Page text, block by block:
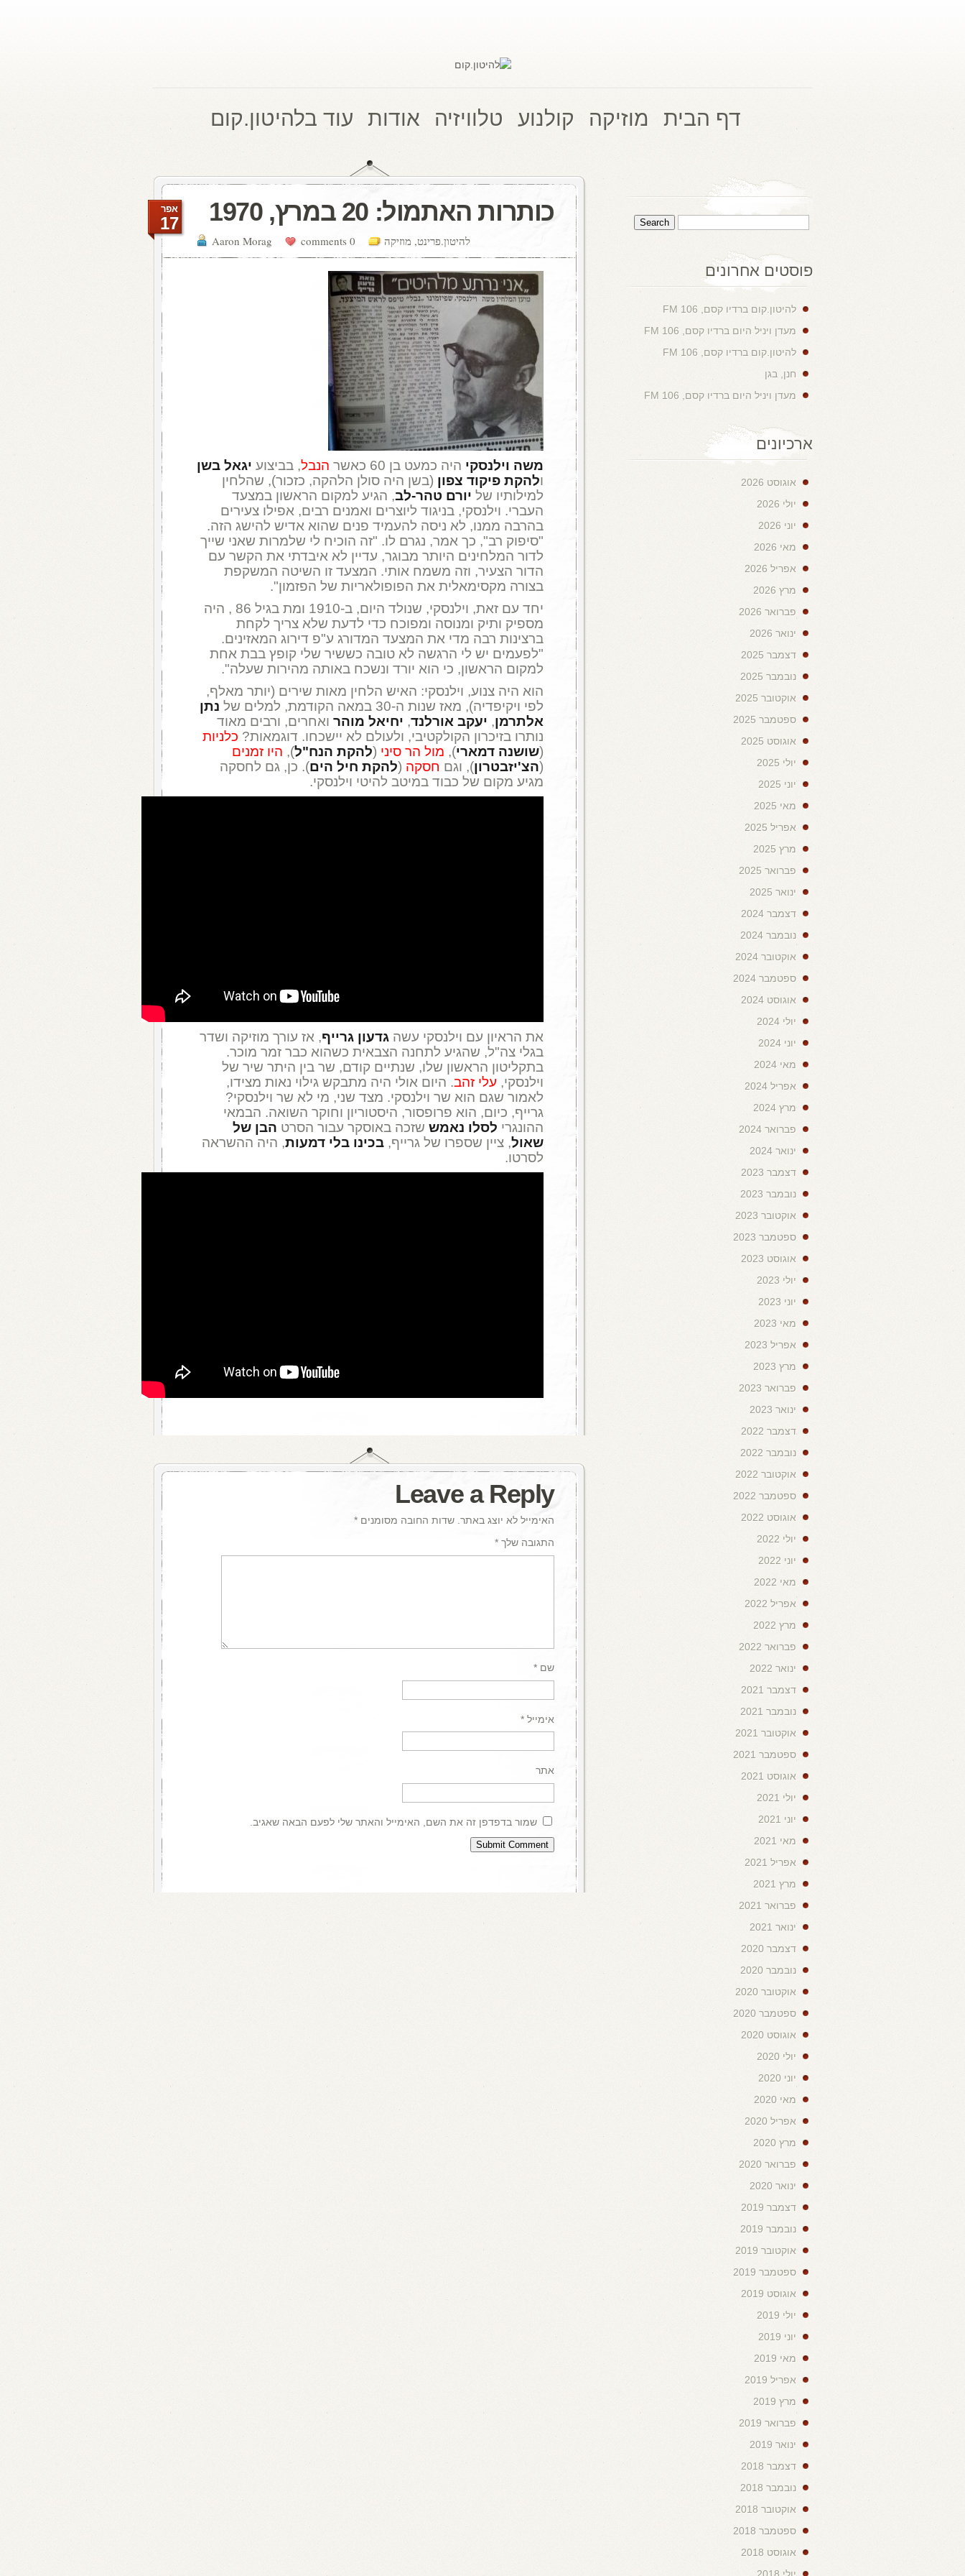
דף הבית מוזיקה קולנוע טלוויזיה אודות עוד בלהיטון.קום
כותרות האתמול: 20 במרץ, 1970
Aaron Morag 0 comments להיטון.פרינט, מוזיקה
אפר
17
משה וילנסקי היה כמעט בן 60 כאשר הנבל, בביצוע יגאל בשן
ולהקת פיקוד צפון (בשן היה סולן הלהקה, כזכור), שהלחין
למילותיו של יורם טהר-לב, הגיע למקום הראשון במצעד
העברי. וילנסקי, בניגוד ליוצרים ואמנים רבים, אפילו צעירים
בהרבה ממנו, לא ניסה להעמיד פנים שהוא אדיש להישג הזה.
"סיפוק רב", כך אמר, נגרם לו. "זה הוכיח לי שלמרות שאני שייך
לדור המלחינים היותר מבוגר, עדיין לא איבדתי את הקשר עם
הדור הצעיר, וזה משמח אותי. המצעד זו השיטה המשקפת
בצורה מקסימאלית את הפופולאריות של הפזמון".
יחד עם זאת, וילנסקי, שנולד היום, ב-1910 ומת בגיל 86 , היה
מספיק ותיק ומנוסה ומפוכח כדי לדעת שלא צריך לקחת
ברצינות רבה מדי את המצעד המדורג ע"פ דירוג המאזינים.
"לפעמים יש לי הרגשה לא טובה כששיר שלי קופץ בבת אחת
למקום הראשון, כי הוא יורד ונשכח באותה מהירות שעלה".
הוא היה צנוע, וילנסקי: האיש הלחין מאות שירים (יותר מאלף,
לפי ויקיפדיה), מאז שנות ה-30 במאה הקודמת, למלים של
נתן
אלתרמן, יעקב אורלנד, יחיאל מוהר ואחרים, ורבים מאוד
נותרו בזיכרון הקולקטיבי, ולעולם לא יישכחו. דוגמאות? כלניות
(שושנה דמארי), מול הר סיני (להקת הנח"ל), היו זמנים
(הצ'יזבטרון), וגם חסקה (להקת חיל הים). כן, גם לחסקה
מגיע מקום של כבוד במיטב להיטי וילנסקי.
את הראיון עם וילנסקי עשה גדעון גרייף, אז עורך מוזיקה ושדר
בגלי צה"ל, שהגיע לתחנה הצבאית כשהוא כבר זמר מוכר.
בתקליטון הראשון שלו, שנתיים קודם, שר בין היתר שיר של
וילנסקי, עלי זהב. היום אולי היה מתבקש גילוי נאות מצידו,
לאמור שגם הוא שר וילנסקי. מצד שני, מי לא שר וילנסקי?
גרייף, כיום, הוא פרופסור, היסטוריון וחוקר השואה. הבמאי
ההונגרי לסלו נאמש שזכה באוסקר עבור הסרט הבן של
שאול, ציין שספרו של גרייף, בכינו בלי דמעות, היה ההשראה
לסרטו.
Leave a Reply
האימייל לא יוצג באתר. שדות החובה מסומנים *
התגובה שלך *
שם *
אימייל *
אתר
שמור בדפדפן זה את השם, האימייל והאתר שלי לפעם הבאה שאגיב.
פוסטים אחרונים
להיטון.קום ברדיו קסם, 106 FM
מעדן ויניל היום ברדיו קסם, 106 FM
להיטון.קום ברדיו קסם, 106 FM
חנן, בגן
מעדן ויניל היום ברדיו קסם, 106 FM
ארכיונים
אוגוסט 2026
יולי 2026
יוני 2026
מאי 2026
אפריל 2026
מרץ 2026
פברואר 2026
ינואר 2026
דצמבר 2025
נובמבר 2025
אוקטובר 2025
ספטמבר 2025
אוגוסט 2025
יולי 2025
יוני 2025
מאי 2025
אפריל 2025
מרץ 2025
פברואר 2025
ינואר 2025
דצמבר 2024
נובמבר 2024
אוקטובר 2024
ספטמבר 2024
אוגוסט 2024
יולי 2024
יוני 2024
מאי 2024
אפריל 2024
מרץ 2024
פברואר 2024
ינואר 2024
דצמבר 2023
נובמבר 2023
אוקטובר 2023
ספטמבר 2023
אוגוסט 2023
יולי 2023
יוני 2023
מאי 2023
אפריל 2023
מרץ 2023
פברואר 2023
ינואר 2023
דצמבר 2022
נובמבר 2022
אוקטובר 2022
ספטמבר 2022
אוגוסט 2022
יולי 2022
יוני 2022
מאי 2022
אפריל 2022
מרץ 2022
פברואר 2022
ינואר 2022
דצמבר 2021
נובמבר 2021
אוקטובר 2021
ספטמבר 2021
אוגוסט 2021
יולי 2021
יוני 2021
מאי 2021
אפריל 2021
מרץ 2021
פברואר 2021
ינואר 2021
דצמבר 2020
נובמבר 2020
אוקטובר 2020
ספטמבר 2020
אוגוסט 2020
יולי 2020
יוני 2020
מאי 2020
אפריל 2020
מרץ 2020
פברואר 2020
ינואר 2020
דצמבר 2019
נובמבר 2019
אוקטובר 2019
ספטמבר 2019
אוגוסט 2019
יולי 2019
יוני 2019
מאי 2019
אפריל 2019
מרץ 2019
פברואר 2019
ינואר 2019
דצמבר 2018
נובמבר 2018
אוקטובר 2018
ספטמבר 2018
אוגוסט 2018